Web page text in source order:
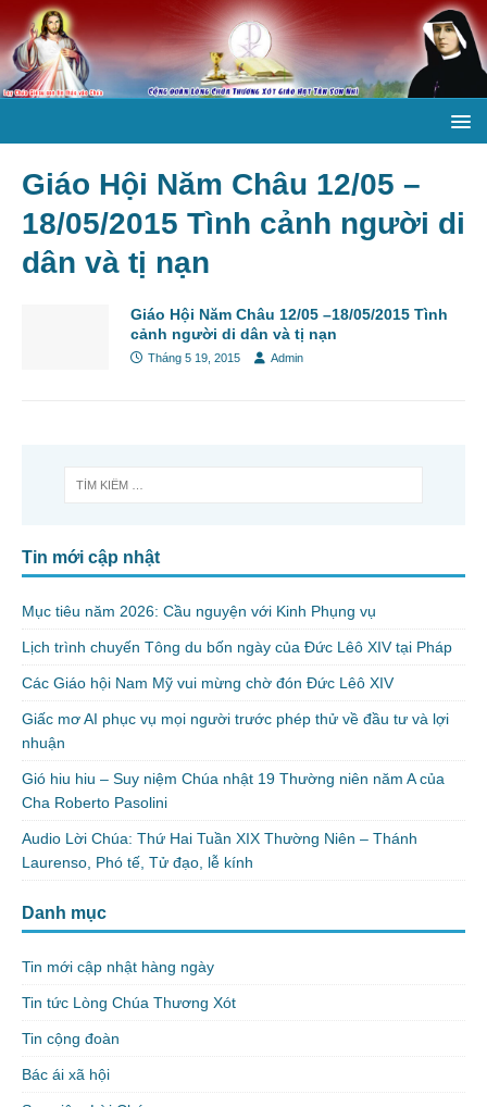
Giáo Hội Năm Châu 12/05 –
18/05/2015 Tình cảnh người di
dân và tị nạn
Giáo Hội Năm Châu 12/05 –18/05/2015 Tình
cảnh người di dân và tị nạn
Tháng 5 19, 2015 Admin
Tin mới cập nhật
Mục tiêu năm 2026: Cầu nguyện với Kinh Phụng vụ
Lịch trình chuyến Tông du bốn ngày của Đức Lêô XIV tại Pháp
Các Giáo hội Nam Mỹ vui mừng chờ đón Đức Lêô XIV
Giấc mơ AI phục vụ mọi người trước phép thử về đầu tư và lợi
nhuận
Gió hiu hiu – Suy niệm Chúa nhật 19 Thường niên năm A của
Cha Roberto Pasolini
Audio Lời Chúa: Thứ Hai Tuần XIX Thường Niên – Thánh
Laurenso, Phó tế, Tử đạo, lễ kính
Danh mục
Tin mới cập nhật hàng ngày
Tin tức Lòng Chúa Thương Xót
Tin cộng đoàn
Bác ái xã hội